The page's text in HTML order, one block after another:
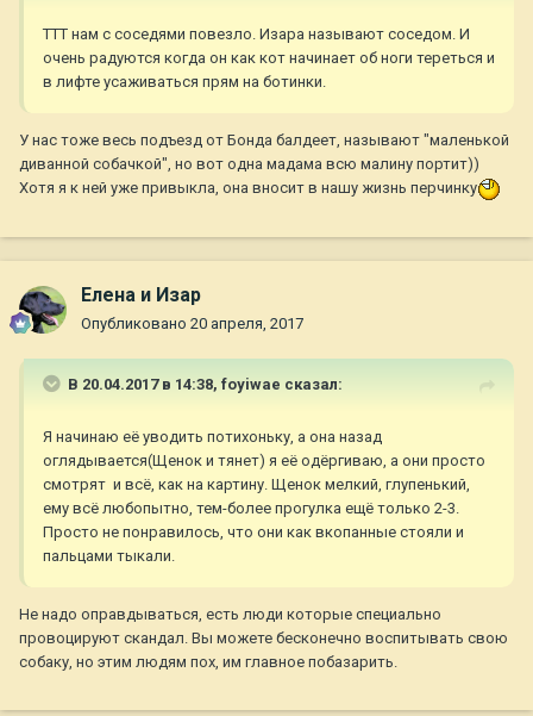
ТТТ нам с соседями повезло. Изара называют соседом. И
очень радуются когда он как кот начинает об ноги тереться и
в лифте усаживаться прям на ботинки.
У нас тоже весь подъезд от Бонда балдеет, называют "маленькой
диванной собачкой", но вот одна мадама всю малину портит))
Хотя я к ней уже привыкла, она вносит в нашу жизнь перчинку
Елена и Изар
Опубликовано 20 апреля, 2017
В 20.04.2017 в 14:38, foyiwae сказал:
Я начинаю её уводить потихоньку, а она назад
оглядывается(Щенок и тянет) я её одёргиваю, а они просто
смотрят и всё, как на картину. Щенок мелкий, глупенький,
ему всё любопытно, тем-более прогулка ещё только 2-3.
Просто не понравилось, что они как вкопанные стояли и
пальцами тыкали.
Не надо оправдываться, есть люди которые специально
провоцируют скандал. Вы можете бесконечно воспитывать свою
собаку, но этим людям пох, им главное побазарить.